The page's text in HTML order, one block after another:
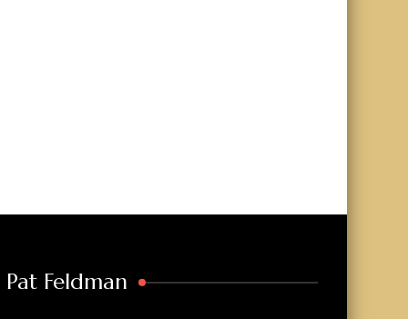
Feldman